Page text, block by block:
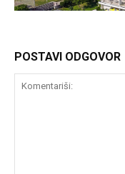
POSTAVI ODGOVOR